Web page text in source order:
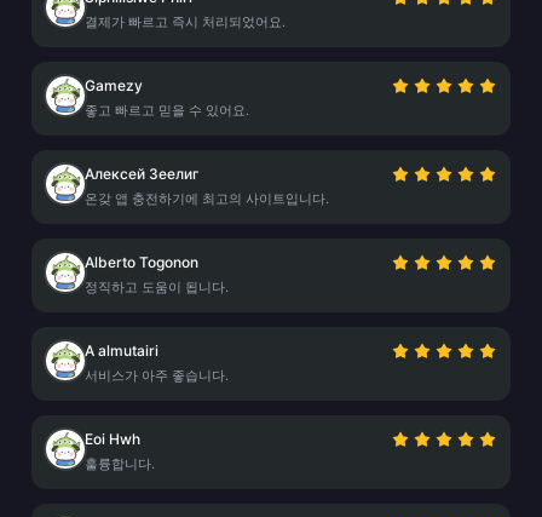
결제가 빠르고 즉시 처리되었어요.
Gamezy
좋고 빠르고 믿을 수 있어요.
Алексей Зеелиг
온갖 앱 충전하기에 최고의 사이트입니다.
Alberto Togonon
정직하고 도움이 됩니다.
A almutairi
서비스가 아주 좋습니다.
Eoi Hwh
훌륭합니다.